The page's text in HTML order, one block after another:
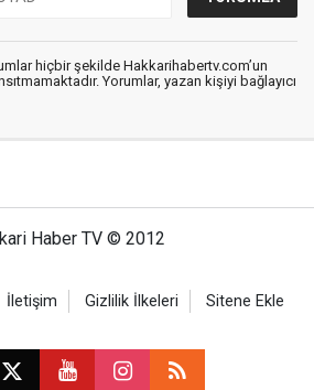
hiçbir şekilde Hakkarihabertv.com’un
Yorumlar, yazan kişiyi bağlayıcı
Haber TV © 2012
İletişim Gizlilik İlkeleri Sitene Ekle